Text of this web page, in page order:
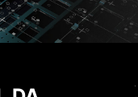
ENERGÉTICA